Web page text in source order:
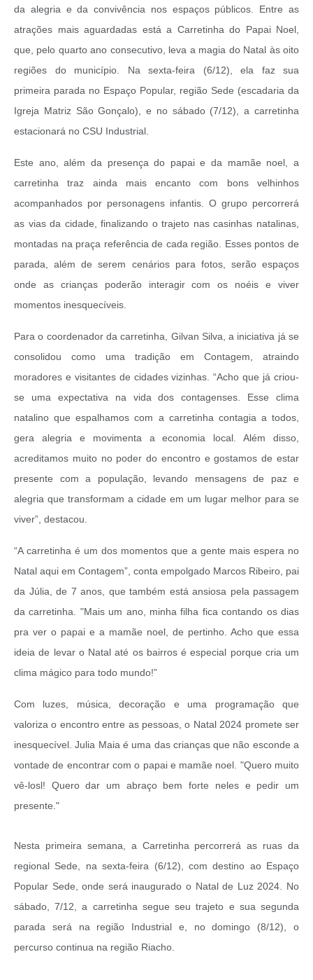
da alegria e da convivência nos espaços públicos. Entre as
atrações mais aguardadas está a Carretinha do Papai Noel,
que, pelo quarto ano consecutivo, leva a magia do Natal às oito
regiões do município. Na sexta-feira (6/12), ela faz sua
primeira parada no Espaço Popular, região Sede (escadaria da
Igreja Matriz São Gonçalo), e no sábado (7/12), a carretinha
estacionará no CSU Industrial.
Este ano,além da presença do papai e da mamãe noel,a
carretinha traz ainda mais encanto com bons velhinhos
acompanhados por personagens infantis. O grupo percorrerá
as vias da cidade, finalizando o trajeto nas casinhas natalinas,
montadas na praça referência de cada região. Esses pontos de
parada, além de serem cenários para fotos, serão espaços
onde as crianças poderão interagir com os noéis e viver
momentos inesquecíveis.
Para o coordenador da carretinha, Gilvan Silva, a iniciativa já se
consolidou como uma tradição em Contagem, atraindo
moradores e visitantes de cidades vizinhas. “Acho que já criou-
se uma expectativa na vida dos contagenses. Esse clima
natalino que espalhamos com a carretinha contagia a todos,
gera alegria e movimenta a economia local. Além disso,
acreditamos muito no poder do encontro e gostamos de estar
presente com a população, levando mensagens de paz e
alegria que transformam a cidade em um lugar melhor para se
viver”, destacou.
“A carretinha é um dos momentos que a gente mais espera no
Natal aqui em Contagem”, conta empolgado Marcos Ribeiro, pai
da Júlia, de 7 anos, que também está ansiosa pela passagem
da carretinha. "Mais um ano, minha filha fica contando os dias
pra ver o papai e a mamãe noel, de pertinho. Acho que essa
ideia de levar o Natal até os bairros é especial porque cria um
clima mágico para todo mundo!”
Com luzes, música, decoração e uma programação que
valoriza o encontro entre as pessoas, o Natal 2024 promete ser
inesquecível. Julia Maia é uma das crianças que não esconde a
vontade de encontrar com o papai e mamãe noel. "Quero muito
vê-losl! Quero dar um abraço bem forte neles e pedir um
presente."
Nesta primeira semana, a Carretinha percorrerá as ruas da
regional Sede, na sexta-feira (6/12), com destino ao Espaço
Popular Sede, onde será inaugurado o Natal de Luz 2024. No
sábado, 7/12, a carretinha segue seu trajeto e sua segunda
parada será na região Industrial e, no domingo (8/12), o
percurso continua na região Riacho.